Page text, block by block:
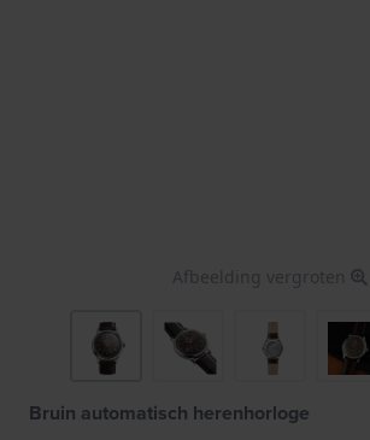
Afbeelding vergroten
Bruin automatisch herenhorloge